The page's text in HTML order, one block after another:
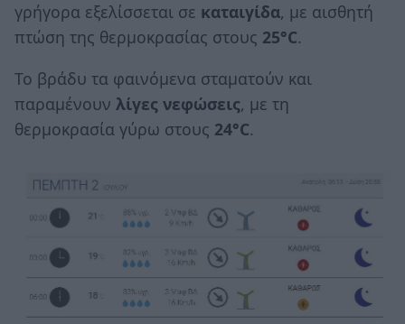
γρήγορα εξελίσσεται σε καταιγίδα, με αισθητή
πτώση της θερμοκρασίας στους 25°C.
Το βράδυ τα φαινόμενα σταματούν και
παραμένουν λίγες νεφώσεις, με τη
θερμοκρασία γύρω στους 24°C.